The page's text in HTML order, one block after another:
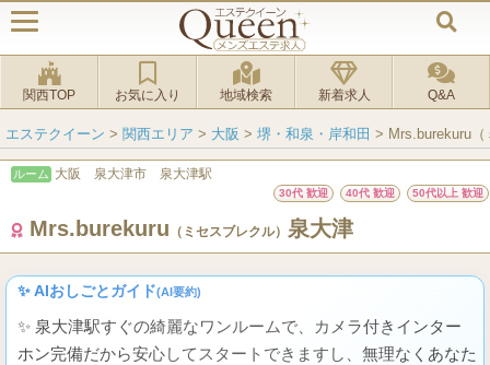
関西TOP お気に入り 地域検索 新着求人 Q&A
エステクイーン > 関西エリア > 大阪 > 堺・和泉・岸和田 > Mrs.burekuru
ルーム 大阪 泉大津市 泉大津駅
30代 歓迎 40代 歓迎 50代以上 歓迎
Mrs.burekuru （ミセスブレクル） 泉大津
✨ AIおしごとガイド(AI要約)
✨ 泉大津駅すぐの綺麗なワンルームで、カメラ付きインター
ホン完備だから安心してスタートできますし、無理なくあなた